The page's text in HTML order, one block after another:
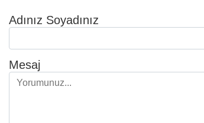
Adınız Soyadınız
Mesaj